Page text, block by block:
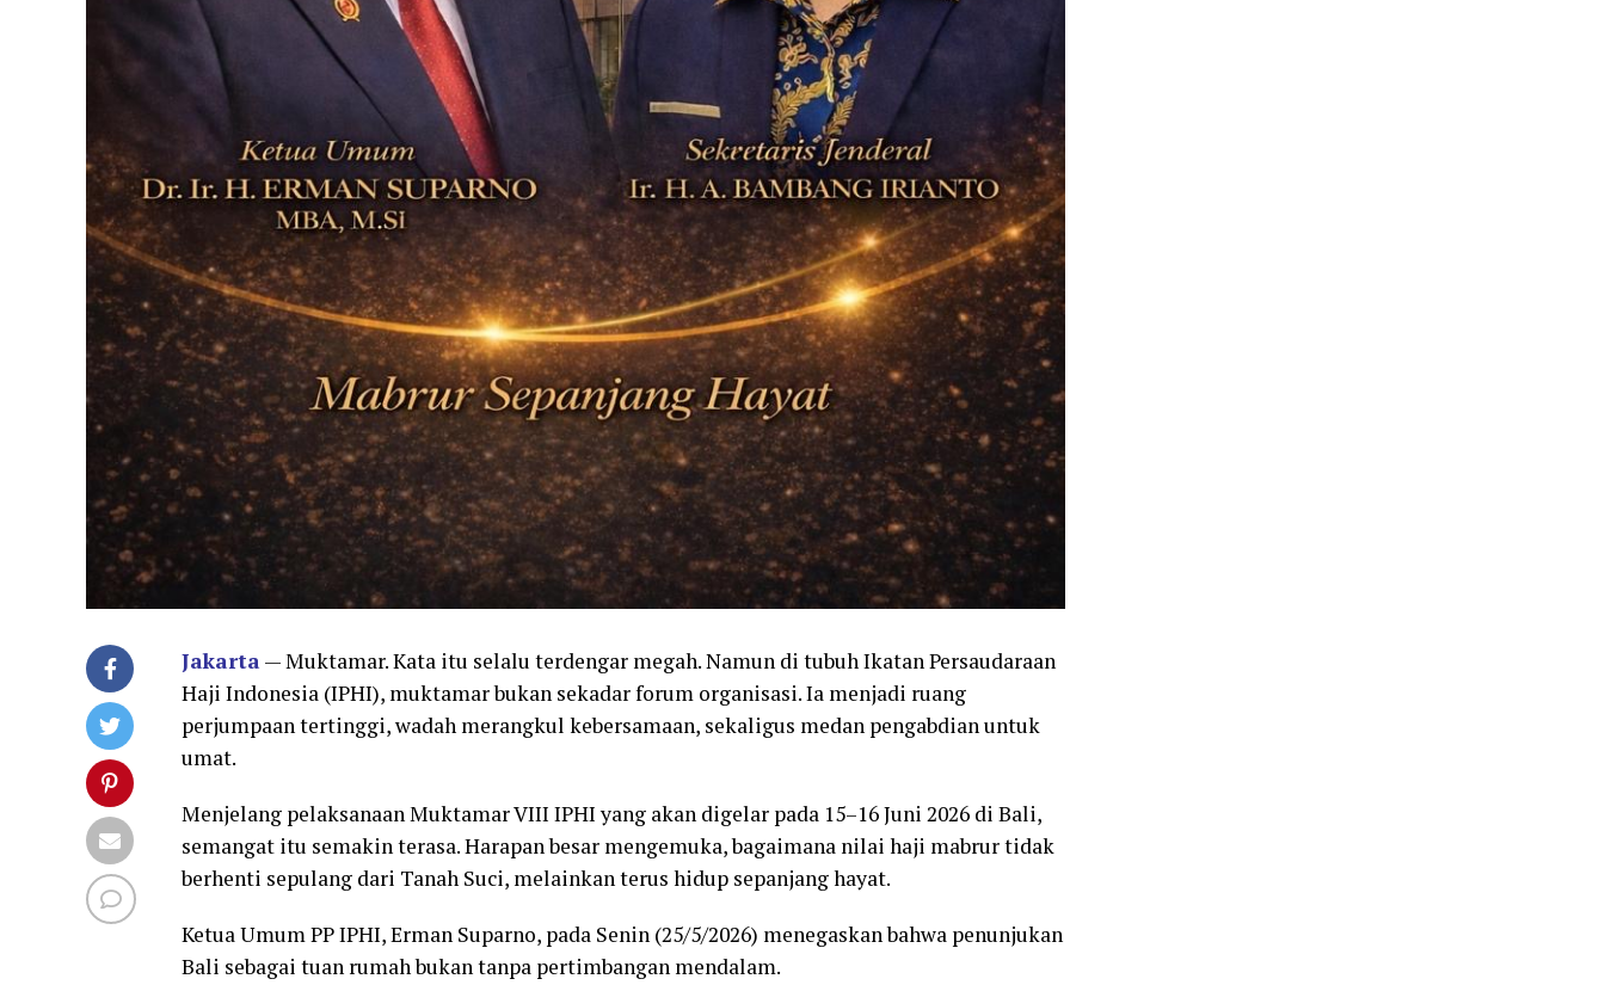
Jakarta — Muktamar. Kata itu selalu terdengar megah. Namun di tubuh Ikatan Persaudaraan
Haji Indonesia (IPHI), muktamar bukan sekadar forum organisasi. Ia menjadi ruang
perjumpaan tertinggi, wadah merangkul kebersamaan, sekaligus medan pengabdian untuk
umat.
Menjelang pelaksanaan Muktamar VIII IPHI yang akan digelar pada 15–16 Juni 2026 di Bali,
semangat itu semakin terasa. Harapan besar mengemuka, bagaimana nilai haji mabrur tidak
berhenti sepulang dari Tanah Suci, melainkan terus hidup sepanjang hayat.
Ketua Umum PP IPHI, Erman Suparno, pada Senin (25/5/2026) menegaskan bahwa penunjukan
Bali sebagai tuan rumah bukan tanpa pertimbangan mendalam.